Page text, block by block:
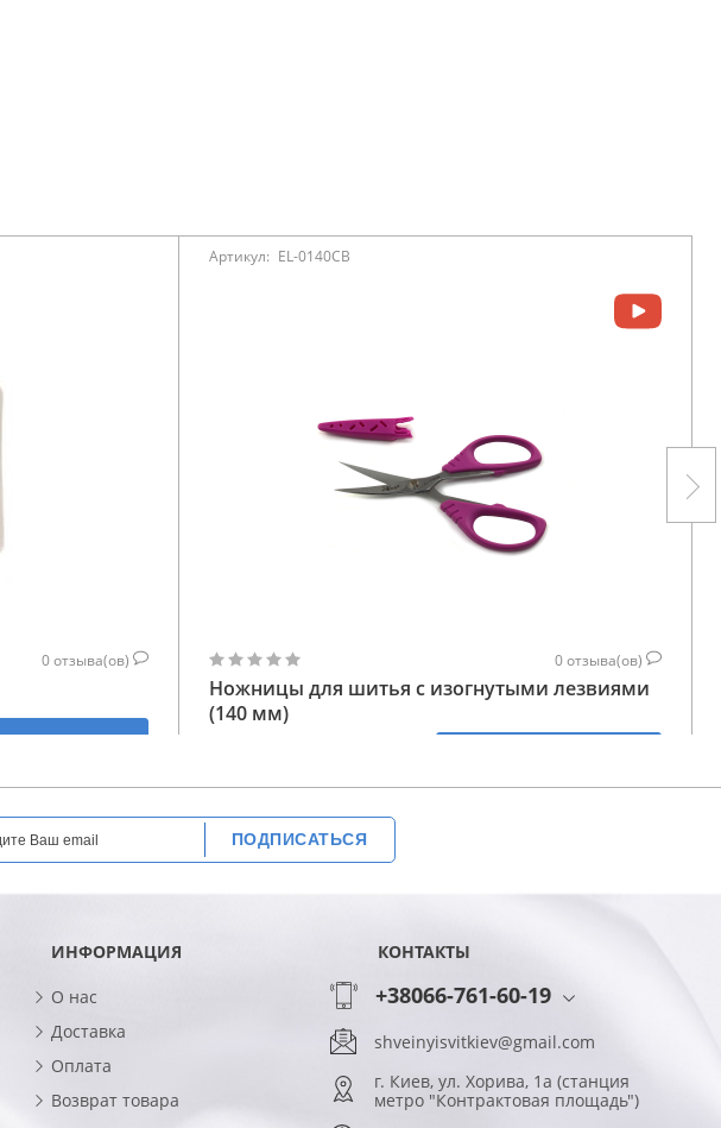
0отзыва(ов)
КУПИТЬ
Артикул: EL-0140CB
0отзыва(ов)
Ножницы для шитья с изогнутыми лезвиями
(140 мм)
ПОДПИСАТЬСЯ
ИНФОРМАЦИЯ
О нас
Доставка
Оплата
Возврат товара
КОНТАКТЫ
+38066-761-60-19
shveinyisvitkiev@gmail.com
г. Киев, ул. Хорива, 1а (станция
метро "Контрактовая площадь")